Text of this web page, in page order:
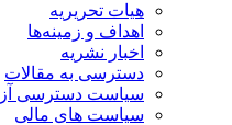
هیات تحریریه
اهداف و زمینه‌ها
اخبار نشریه
دسترسی به مقالات
سیاست دسترسی آزاد
سیاست های مالی